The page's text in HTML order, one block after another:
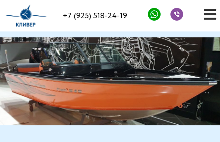
+7 (925) 518-24-19